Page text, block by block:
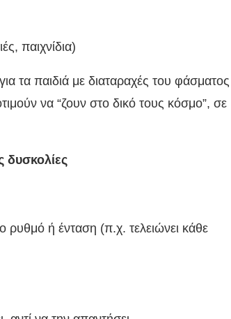
παιχνίδια)
τα παιδιά με διαταραχές του φάσματος
να “ζουν στο δικό τους κόσμο”, σε
δυσκολίες
ρυθμό ή ένταση (π.χ. τελειώνει κάθε